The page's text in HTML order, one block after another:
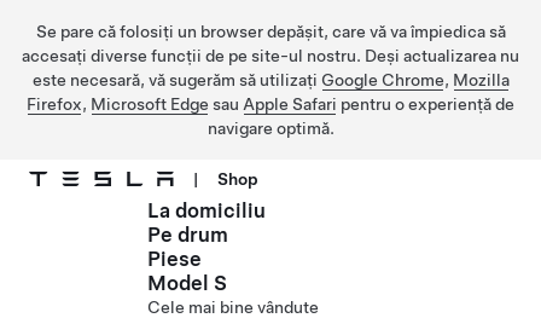
Se pare că folosiți un browser depășit, care vă va împiedica să
accesați diverse funcții de pe site-ul nostru. Deși actualizarea nu
este necesară, vă sugerăm să utilizați Google Chrome, Mozilla
Firefox, Microsoft Edge sau Apple Safari pentru o experiență de
navigare optimă.
Treceți la conținutul principal
| Shop
La domiciliu
Pe drum
Piese
Model S
Cele mai bine vândute